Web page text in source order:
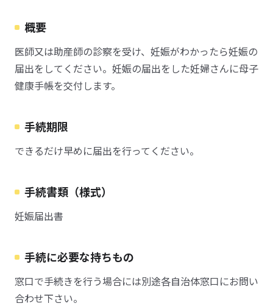
概要
医師又は助産師の診察を受け、妊娠がわかったら妊娠の
届出をしてください。妊娠の届出をした妊婦さんに母子
健康手帳を交付します。
手続期限
できるだけ早めに届出を行ってください。
手続書類（様式）
妊娠届出書
手続に必要な持ちもの
窓口で手続きを行う場合には別途各自治体窓口にお問い
合わせ下さい。